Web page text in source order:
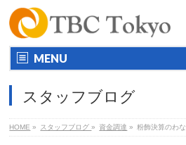
MENU
スタッフブログ
HOME » スタッフブログ» 資金調達 » 粉飾決算のわな